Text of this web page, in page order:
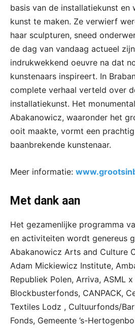
basis van de installatiekunst en
kunst te maken. Ze verwierf
haar sculpturen, sneed
de dag van vandaag actueel
indrukwekkend oeuvre na dat
kunstenaars inspireert. In
complete verhaal verteld over
installatiekunst. Het
Abakanowicz, waaronder het
ooit maakte, vormt een
baanbrekende kunstenaar.
Meer informatie:
Met dank aan
Het gezamenlijke programma
en activiteiten wordt genereus
Abakanowicz Arts and Culture
Adam Mickiewicz Institute,
Republiek Polen, Arriva, ASML
Blockbusterfonds, CANPACK,
Textiles Lodz , Cultuurfonds/
Fonds, Gemeente ’s-